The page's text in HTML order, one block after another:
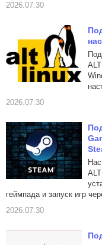
2026.07.30
2026.07.30
геймпада и запуск игр
2026.07.30